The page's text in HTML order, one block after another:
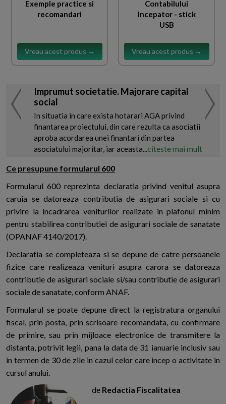
Exemple practice si
recomandari
Vreau acest produs →
Contabilului
Incepator - stick
USB
Vreau acest produs →
Imprumut societatie. Majorare capital
social
In situatia in care exista hotarari AGA privind
finantarea proiectului, din care rezulta ca asociatii
aproba acordarea unei finantari din partea
asociatului majoritar, iar aceasta...citeste mai mult
Ce presupune formularul 600
Formularul 600 reprezinta declaratia privind venitul asupra
caruia se datoreaza contributia de asigurari sociale si cu
privire la incadrarea veniturilor realizate in plafonul minim
pentru stabilirea contributiei de asigurari sociale de sanatate
(OPANAF 4140/2017).
Declaratia se completeaza si se depune de catre persoanele
fizice care realizeaza venituri asupra carora se datoreaza
contributie de asigurari sociale si/sau contributie de asigurari
sociale de sanatate, conform ANAF.
Formularul se poate depune direct la registratura organului
fiscal, prin posta, prin scrisoare recomandata, cu confirmare
de primire, sau prin mijloace electronice de transmitere la
distanta, potrivit legii, pana la data de 31 ianuarie inclusiv sau
in termen de 30 de zile in cazul celor care incep o activitate in
cursul anului.
de Redactia Fiscalitatea